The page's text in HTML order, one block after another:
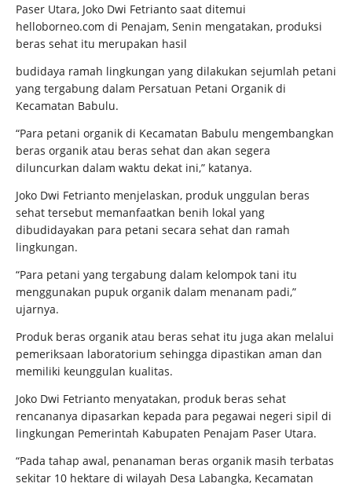
Paser Utara, Joko Dwi Fetrianto saat ditemui
helloborneo.com di Penajam, Senin mengatakan, produksi
beras sehat itu merupakan hasil
budidaya ramah lingkungan yang dilakukan sejumlah petani
yang tergabung dalam Persatuan Petani Organik di
Kecamatan Babulu.
“Para petani organik di Kecamatan Babulu mengembangkan
beras organik atau beras sehat dan akan segera
diluncurkan dalam waktu dekat ini,” katanya.
Joko Dwi Fetrianto menjelaskan, produk unggulan beras
sehat tersebut memanfaatkan benih lokal yang
dibudidayakan para petani secara sehat dan ramah
lingkungan.
“Para petani yang tergabung dalam kelompok tani itu
menggunakan pupuk organik dalam menanam padi,”
ujarnya.
Produk beras organik atau beras sehat itu juga akan melalui
pemeriksaan laboratorium sehingga dipastikan aman dan
memiliki keunggulan kualitas.
Joko Dwi Fetrianto menyatakan, produk beras sehat
rencananya dipasarkan kepada para pegawai negeri sipil di
lingkungan Pemerintah Kabupaten Penajam Paser Utara.
“Pada tahap awal, penanaman beras organik masih terbatas
sekitar 10 hektare di wilayah Desa Labangka, Kecamatan